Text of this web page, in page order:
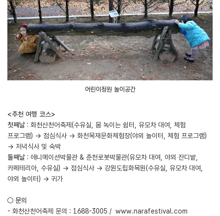
어린이정원 놀이공간
<추천 여행 코스>
첫째날 : 화천산천어축제(수유실, 몸 녹이는 쉼터, 유모차 대여, 체험
프로그램) → 점심식사 → 화천목재문화체험장(야외 놀이터, 체험 프로그램)
→ 저녁식사 및 숙박
둘째날 : 애니메이션박물관 & 춘천로봇박물관(유모차 대여, 야외 잔디밭,
카페테리아, 수유실) → 점심식사 → 강원도립화목원(수유실, 유모차 대여,
야외 놀이터) → 귀가
○ 문의
- 화천산천어축제 문의 : 1688-3005 / www.narafestival.com